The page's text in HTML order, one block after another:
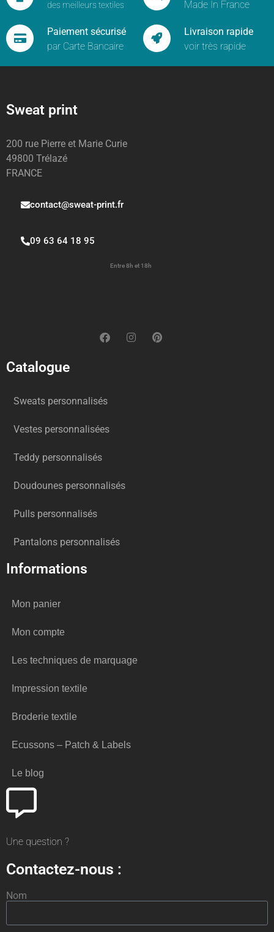
des meilleurs textiles
Made In France
Paiement sécurisé
par Carte Bancaire
Livraison rapide
voir très rapide
Sweat print
200 rue Pierre et Marie Curie
49800 Trélazé
FRANCE
contact@sweat-print.fr
09 63 64 18 95
Entre 8h et 18h
Catalogue
Sweats personnalisés
Vestes personnalisées
Teddy personnalisés
Doudounes personnalisés
Pulls personnalisés
Pantalons personnalisés
Informations
Mon panier
Mon compte
Les techniques de marquage
Impression textile
Broderie textile
Ecussons – Patch & Labels
Le blog
Une question ?
Contactez-nous :
Nom